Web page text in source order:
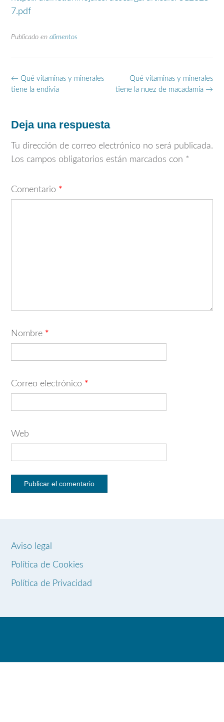
7.pdf
Publicado en alimentos
Navegación
de
Qué vitaminas y minerales
tiene la nuez de macadamia →
← Qué vitaminas y minerales
tiene la endivia
Deja una respuesta
Tu dirección de correo electrónico no será publicada.
Los campos obligatorios están marcados con *
Comentario *
Nombre *
Correo electrónico *
Web
Aviso legal
Política de Cookies
Política de Privacidad